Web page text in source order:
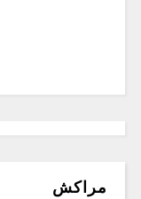
مراكش